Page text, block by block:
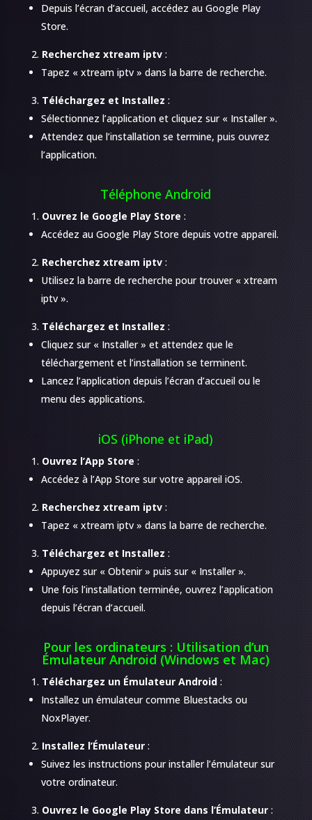
Depuis l’écran d’accueil, accédez au Google Play
Store.
Recherchez xtream iptv:
Tapez « xtream iptv » dans la barre de recherche.
Téléchargez et Installez :
Sélectionnez l’application et cliquez sur « Installer ».
Attendez que l’installation se termine, puis ouvrez
l’application.
Téléphone Android
Ouvrez le Google Play Store :
Accédez au Google Play Store depuis votre appareil.
Recherchez xtream iptv:
Utilisez la barre de recherche pour trouver « xtream
iptv ».
Téléchargez et Installez :
Cliquez sur « Installer » et attendez que le
téléchargement et l’installation se terminent.
Lancez l’application depuis l’écran d’accueil ou le
menu des applications.
iOS (iPhone et iPad)
Ouvrez l’App Store :
Accédez à l’App Store sur votre appareil iOS.
Recherchez xtream iptv:
Tapez « xtream iptv » dans la barre de recherche.
Téléchargez et Installez :
Appuyez sur « Obtenir » puis sur « Installer ».
Une fois l’installation terminée, ouvrez l’application
depuis l’écran d’accueil.
Pour les ordinateurs : Utilisation d’un
Émulateur Android (Windows et Mac)
Téléchargez un Émulateur Android:
Installez un émulateur comme Bluestacks ou
NoxPlayer.
Installez l’Émulateur:
Suivez les instructions pour installer l’émulateur sur
votre ordinateur.
Ouvrez le Google Play Store dans l’Émulateur: